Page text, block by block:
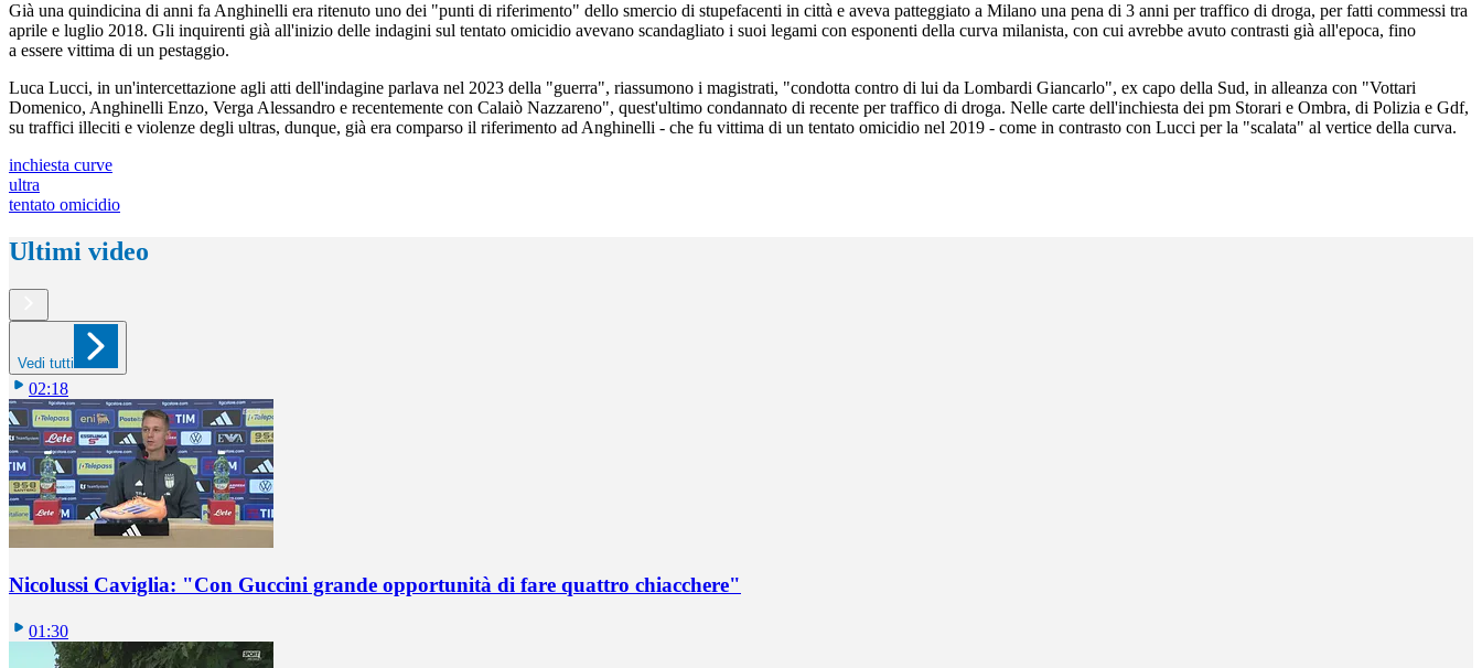
Già una quindicina di anni fa Anghinelli era ritenuto uno dei "punti di riferimento" dello smercio di stupefacenti in città e aveva patteggiato a Milano una pena di 3 anni per traffico di droga, per fatti commessi tra
aprile e luglio 2018. Gli inquirenti già all'inizio delle indagini sul tentato omicidio avevano scandagliato i suoi legami con esponenti della curva milanista, con cui avrebbe avuto contrasti già all'epoca, fino
a essere vittima di un pestaggio.
Luca Lucci, in un'intercettazione agli atti dell'indagine parlava nel 2023 della "guerra", riassumono i magistrati, "condotta contro di lui da Lombardi Giancarlo", ex capo della Sud, in alleanza con "Vottari
Domenico, Anghinelli Enzo, Verga Alessandro e recentemente con Calaiò Nazzareno", quest'ultimo condannato di recente per traffico di droga. Nelle carte dell'inchiesta dei pm Storari e Ombra, di Polizia e Gdf,
su traffici illeciti e violenze degli ultras, dunque, già era comparso il riferimento ad Anghinelli - che fu vittima di un tentato omicidio nel 2019 - come in contrasto con Lucci per la "scalata" al vertice della curva.
inchiesta curve
ultra
tentato omicidio
Ultimi video
Vedi tutti
02:18
Nicolussi Caviglia: "Con Guccini grande opportunità di fare quattro chiacchere"
01:30